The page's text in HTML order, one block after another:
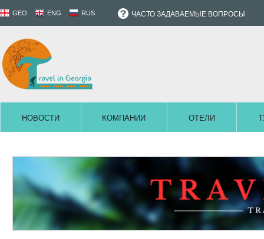
GEO ENG RUS ЧАСТО ЗАДАВАЕМЫЕ ВОПРОСЫ
НОВОСТИ КОМПАНИИ ОТЕЛИ